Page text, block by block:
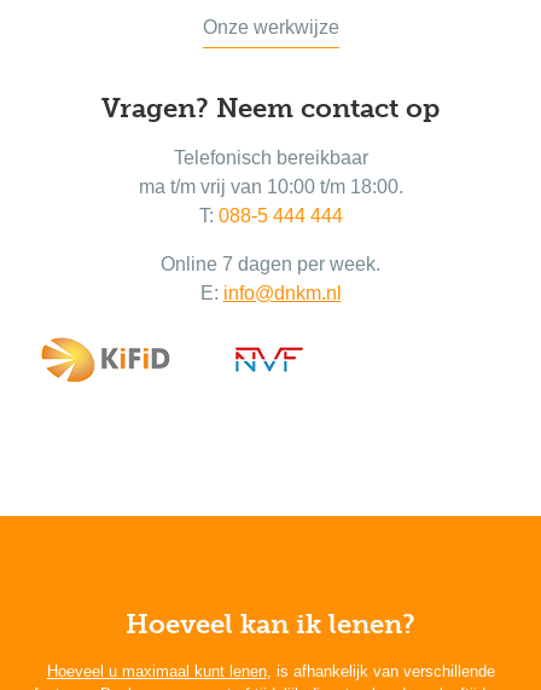
Onze werkwijze
Vragen? Neem contact op
Telefonisch bereikbaar
ma t/m vrij van 10:00 t/m 18:00.
T: 088-5 444 444
Online 7 dagen per week.
E: info@dnkm.nl
Hoeveel kan ik lenen?
Hoeveel u maximaal kunt lenen, is afhankelijk van verschillende